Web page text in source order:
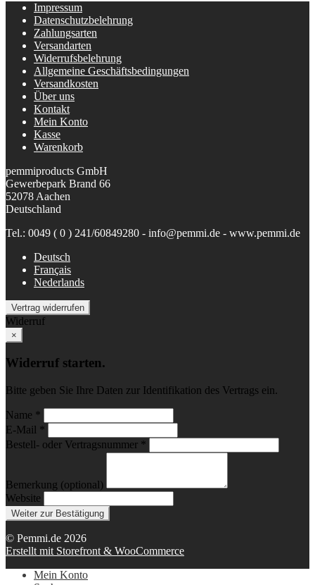
Impressum
Datenschutzbelehrung
Zahlungsarten
Versandarten
Widerrufsbelehrung
Allgemeine Geschäftsbedingungen
Versandkosten
Über uns
Kontakt
Mein Konto
Kasse
Warenkorb
pemmiproducts GmbH
Gewerbepark Brand 66
52078 Aachen
Deutschland
Tel.: 0049 ( 0 ) 241/60849280 - info@pemmi.de - www.pemmi.de
Deutsch
Français
Nederlands
Vertrag widerrufen
Widerruf
×
Widerruf starten.
Bitte geben Sie Ihre Daten zur Identifikation des Vertrags ein.
Name *
E-Mail *
Bestell- oder Vertragsnummer *
Bemerkung (optional)
Website
Weiter zur Bestätigung
© Pemmi.de 2026
Erstellt mit Storefront & WooCommerce
Mein Konto